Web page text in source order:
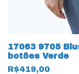
17063 9705
botões Verde
R$419,00